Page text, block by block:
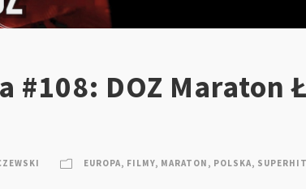
#108: DOZ Maraton
EUROPA, FILMY, MARATON , POLSKA, SUPERHIT